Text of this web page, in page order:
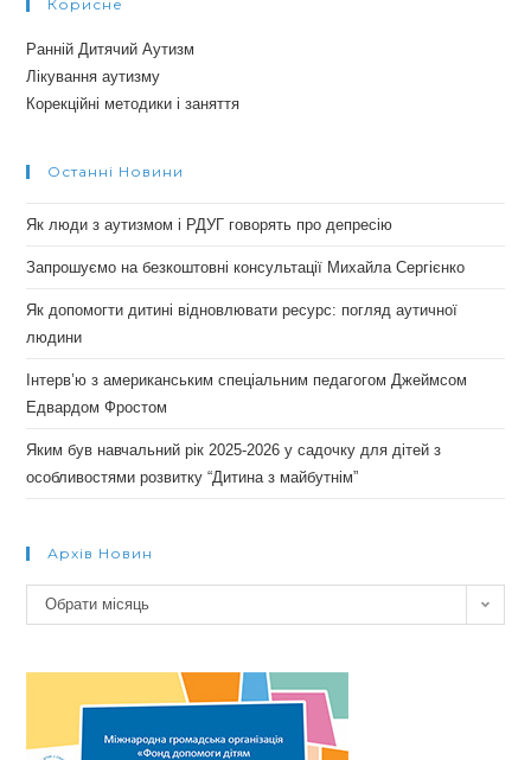
Корисне
Ранній Дитячий Аутизм
Лікування аутизму
Корекційні методики і заняття
Останні Новини
Як люди з аутизмом і РДУГ говорять про депресію
Запрошуємо на безкоштовні консультації Михайла Сергієнко
Як допомогти дитині відновлювати ресурс: погляд аутичної
людини
Інтерв’ю з американським спеціальним педагогом Джеймсом
Едвардом Фростом
Яким був навчальний рік 2025-2026 у садочку для дітей з
особливостями розвитку “Дитина з майбутнім”
Архів Новин
Архів
новин
Обрати місяць